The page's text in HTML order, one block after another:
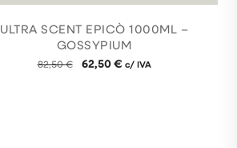
ULTRA SCENT EPICÒ 1000ML –
GOSSYPIUM
82,50€ 62,50€ c/ IVA